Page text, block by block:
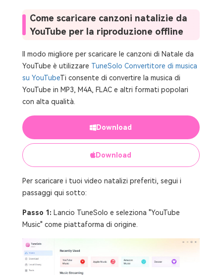
Come scaricare canzoni natalizie da
YouTube per la riproduzione offline
Il modo migliore per scaricare le canzoni di Natale da
YouTube è utilizzare TuneSolo Convertitore di musica
su YouTubeTi consente di convertire la musica di
YouTube in MP3, M4A, FLAC e altri formati popolari
con alta qualità.
Download
Download
Per scaricare i tuoi video natalizi preferiti, segui i
passaggi qui sotto:
Passo 1: Lancio TuneSolo e seleziona "YouTube
Music" come piattaforma di origine.